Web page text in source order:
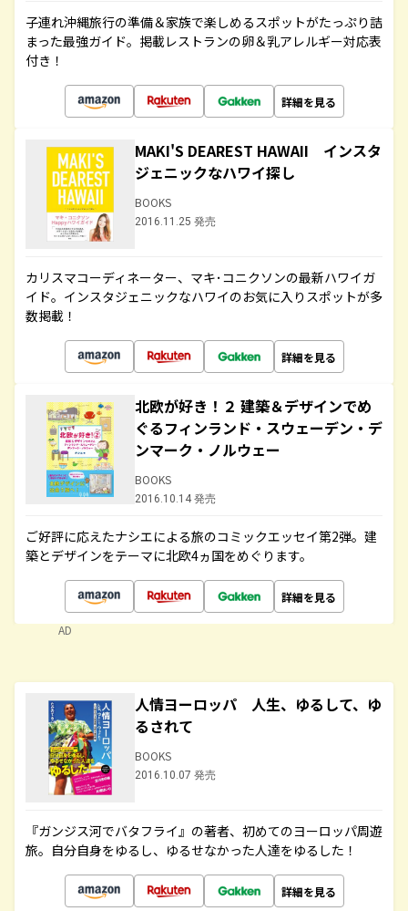
子連れ沖縄旅行の準備＆家族で楽しめるスポットがたっぷり詰
まった最強ガイド。掲載レストランの卵＆乳アレルギー対応表
付き！
詳細を見る
MAKI'S DEAREST HAWAII インスタ
ジェニックなハワイ探し
BOOKS
2016.11.25 発売
カリスマコーディネーター、マキ･コニクソンの最新ハワイガ
イド。インスタジェニックなハワイのお気に入りスポットが多
数掲載！
詳細を見る
北欧が好き！２ 建築＆デザインでめ
ぐるフィンランド・スウェーデン・デ
ンマーク・ノルウェー
BOOKS
2016.10.14 発売
ご好評に応えたナシエによる旅のコミックエッセイ第2弾。建
築とデザインをテーマに北欧4ヵ国をめぐります。
詳細を見る
AD
人情ヨーロッパ 人生、ゆるして、ゆ
るされて
BOOKS
2016.10.07 発売
『ガンジス河でバタフライ』の著者、初めてのヨーロッパ周遊
旅。自分自身をゆるし、ゆるせなかった人達をゆるした！
詳細を見る